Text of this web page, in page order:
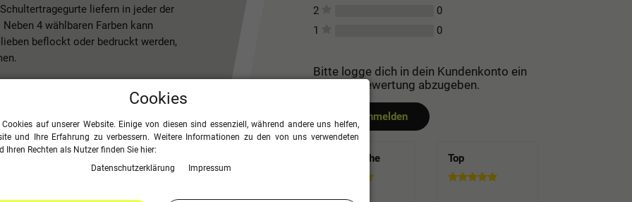
liefern in jeder der
4 wählbaren Farben kann
beflockt oder bedruckt werden,
Innentasche mit Reißverschluss &
und geräumiges
Beflockungs- und
2
0
1
0
Bitte logge dich in dein Kundenkonto ein
um eine Bewertung abzugeben.
Jetzt anmelden
sporttasche Top
Cookies
auf unserer Website. Einige von diesen sind essenziell, während andere uns helfen,
und Ihre Erfahrung zu verbessern. Weitere Informationen zu den von uns verwendeten
Ihren Rechten als Nutzer finden Sie hier:
Daten­schutz­erklärung
Impressum